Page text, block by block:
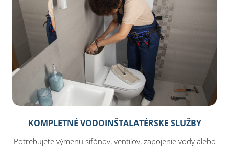
KOMPLETNÉ VODOINŠTALATÉRSKE SLUŽBY
Potrebujete výmenu sifónov, ventilov, zapojenie vody alebo